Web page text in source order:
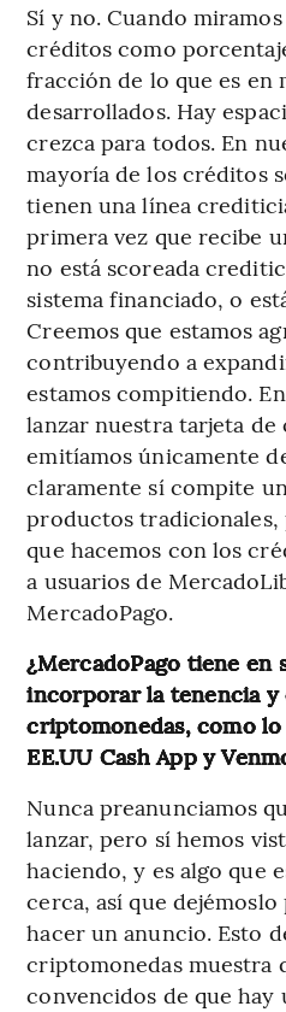
Sí y no. Cuando
créditos como
fracción de lo que es en
desarrollados. Hay
crezca para todos. En
mayoría de los créditos
tienen una línea
primera vez que recibe
no está scoreada
sistema financiado, o
Creemos que estamos
contribuyendo a
estamos compitiendo.
lanzar nuestra tarjeta
emitíamos únicamente
claramente sí compite
productos tradicionales,
que hacemos con los
a usuarios de
MercadoPago.
¿MercadoPago tiene en
incorporar la tenencia y
criptomonedas, como
EE.UU Cash App y
Nunca preanunciamos
lanzar, pero sí hemos
haciendo, y es algo que
cerca, así que
hacer un anuncio. Esto
criptomonedas muestra
convencidos de que